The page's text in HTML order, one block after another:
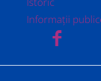
Informații